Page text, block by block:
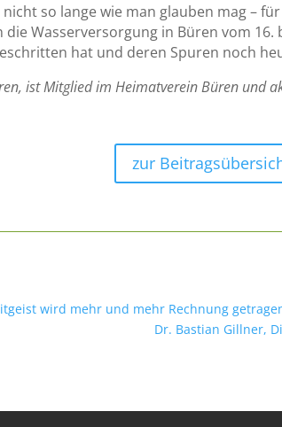
so lange wie man glauben mag –
Wasserversorgung in Büren vom
hat und deren Spuren noch
ist Mitglied im Heimatverein Büren und
zur
wird mehr und mehr Rechnung
Dr. Bastian Gillner,